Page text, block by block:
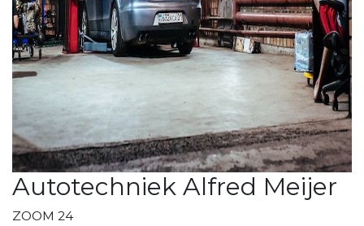
Autotechniek Alfred Meijer
ZOOM 24